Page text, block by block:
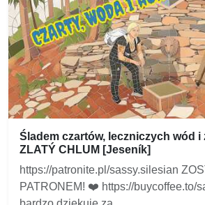
Śladem czartów, leczniczych wód i
ZLATÝ CHLUM [Jeseník]
https://patronite.pl/sassy.silesian
PATRONEM! ❤️ https://buycoffee.to/